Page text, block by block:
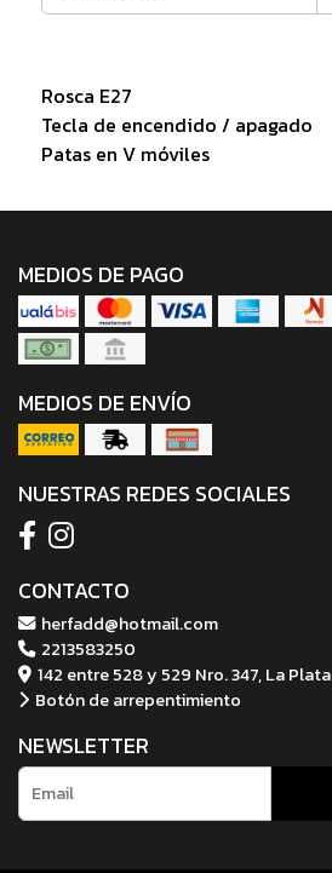
Rosca E27
Tecla de encendido / apagado
Patas en V móviles
MEDIOS DE PAGO
MEDIOS DE ENVÍO
NUESTRAS REDES SOCIALES
CONTACTO
herfadd@hotmail.com
2213583250
142 entre 528 y 529 Nro. 347, La Plata
Botón de arrepentimiento
NEWSLETTER